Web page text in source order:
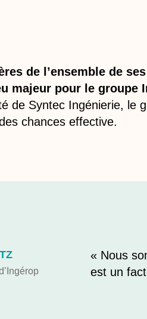
de l’ensemble de
majeur pour le groupe
de Syntec Ingénierie, le
chances effective.
« Nous
est un